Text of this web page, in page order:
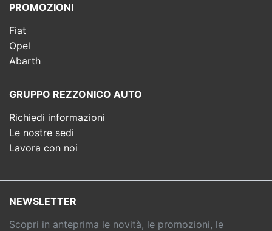
PROMOZIONI
Fiat
Opel
Abarth
GRUPPO REZZONICO AUTO
Richiedi informazioni
Le nostre sedi
Lavora con noi
NEWSLETTER
Scopri in anteprima le novità, le promozioni, le